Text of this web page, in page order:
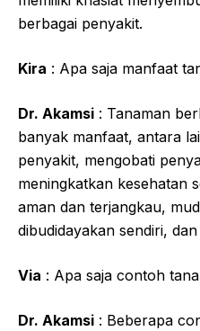
berbagai penyakit.
Kira : Apa saja manfaat
Dr. Akamsi : Tanaman
banyak manfaat, antara
penyakit, mengobati
meningkatkan kesehatan
aman dan terjangkau,
dibudidayakan sendiri,
Via : Apa saja contoh
Dr. Akamsi : Beberapa